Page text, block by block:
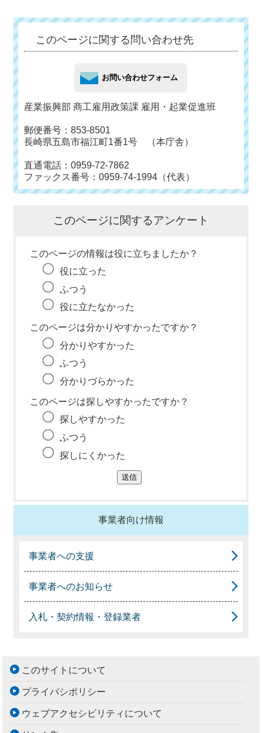
このページに関する問い合わせ先
産業振興部 商工雇用政策課 雇用・起業促進班
郵便番号：853-8501
長崎県五島市福江町1番1号 （本庁舎）
直通電話：0959-72-7862
ファックス番号：0959-74-1994（代表）
このページに関するアンケート
このページの情報は役に立ちましたか？
役に立った
ふつう
役に立たなかった
このページは分かりやすかったですか？
分かりやすかった
ふつう
分かりづらかった
このページは探しやすかったですか？
探しやすかった
ふつう
探しにくかった
事業者向け情報
事業者への支援
事業者へのお知らせ
入札・契約情報・登録業者
このサイトについて
プライバシポリシー
ウェブアクセシビリティについて